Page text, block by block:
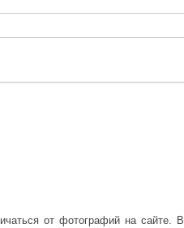
от фотографий на сайте. В